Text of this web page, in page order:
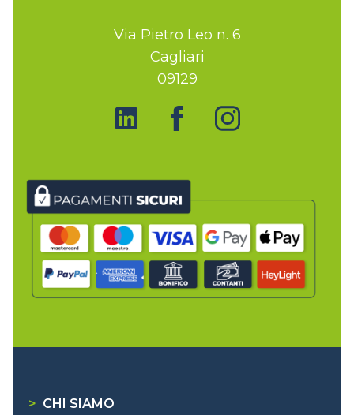
Via Pietro Leo n. 6
Cagliari
09129
> CHI SIAMO